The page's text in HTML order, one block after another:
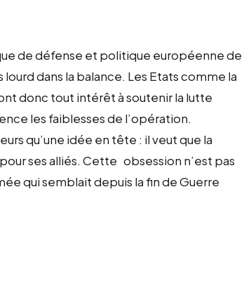
de défense et politique européenne de
dans la balance. Les Etats comme la
donc tout intérêt à soutenir la lutte
les faiblesses de l’opération.
qu’une idée en tête : il veut que la
ses alliés. Cette obsession n’est pas
qui semblait depuis la fin de Guerre